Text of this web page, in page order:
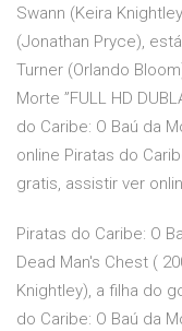
Swann (Keira
(Jonathan Pryce),
Turner (Orlando
Morte ”FULL HD
do Caribe: O Baú da
online Piratas do
gratis, assistir ver
Piratas do Caribe: O
Dead Man's Chest (
Knightley), a filha do
do Caribe: O Baú da